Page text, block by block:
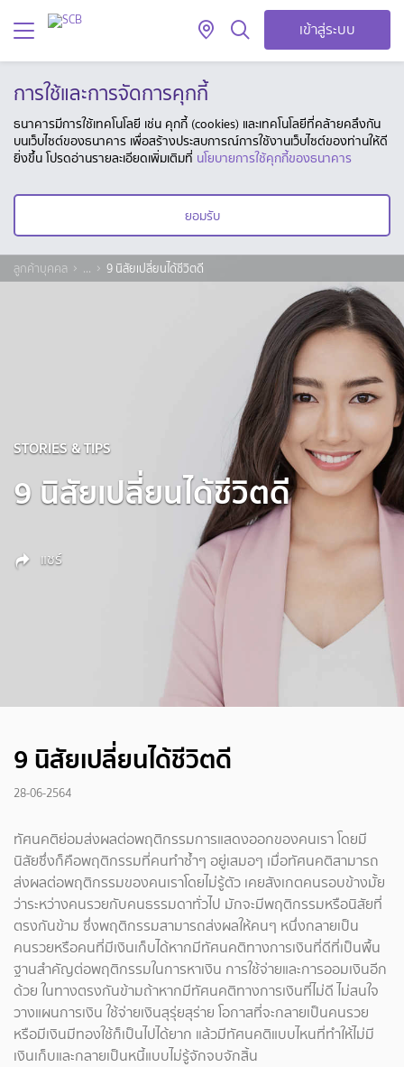
เข้าสู่ระบบ
การใช้และการจัดการคุกกี้
ธนาคารมีการใช้เทคโนโลยี เช่น คุกกี้ (cookies) และเทคโนโลยีที่คล้ายคลึงกัน
บนเว็บไซต์ของธนาคาร เพื่อสร้างประสบการณ์การใช้งานเว็บไซต์ของท่านให้ดี
ยิ่งขึ้น โปรดอ่านรายละเอียดเพิ่มเติมที่ นโยบายการใช้คุกกี้ของธนาคาร
ยอมรับ
ลูกค้าบุคคล ... 9 นิสัยเปลี่ยนได้ชีวิตดี
STORIES & TIPS
9 นิสัยเปลี่ยนได้ชีวิตดี
แชร์
9 นิสัยเปลี่ยนได้ชีวิตดี
28-06-2564
ทัศนคติย่อมส่งผลต่อพฤติกรรมการแสดงออกของคนเรา โดยมี
นิสัยซึ่งก็คือพฤติกรรมที่คนทำซ้ำๆ อยู่เสมอๆ เมื่อทัศนคติสามารถ
ส่งผลต่อพฤติกรรมของคนเราโดยไม่รู้ตัว เคยสังเกตคนรอบข้างมั้ย
ว่าระหว่างคนรวยกับคนธรรมดาทั่วไป มักจะมีพฤติกรรมหรือนิสัยที่
ตรงกันข้าม ซึ่งพฤติกรรมสามารถส่งผลให้คนๆ หนึ่งกลายเป็น
คนรวยหรือคนที่มีเงินเก็บได้หากมีทัศนคติทางการเงินที่ดีที่เป็นพื้น
ฐานสำคัญต่อพฤติกรรมในการหาเงิน การใช้จ่ายและการออมเงินอีก
ด้วย ในทางตรงกันข้ามถ้าหากมีทัศนคติทางการเงินที่ไม่ดี ไม่สนใจ
วางแผนการเงิน ใช้จ่ายเงินสุรุ่ยสุร่าย โอกาสที่จะกลายเป็นคนรวย
หรือมีเงินมีทองใช้ก็เป็นไปได้ยาก แล้วมีทัศนคติแบบไหนที่ทำให้ไม่มี
เงินเก็บและกลายเป็นหนี้แบบไม่รู้จักจบจักสิ้น